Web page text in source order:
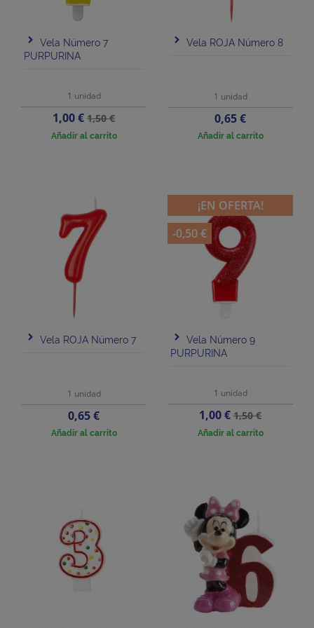
Vela Número 7
PURPURINA
1 unidad
Precio
1,00 €Precio
base
1,50 €
Añadir al carrito
Vela ROJA Número 8
1 unidad
Precio
0,65 €
Añadir al carrito
Vela ROJA Número 7
1 unidad
Precio
0,65 €
Añadir al carrito
Vela Número 9
PURPURINA
1 unidad
Precio
1,00 €Precio
base
1,50 €
Añadir al carrito
¡EN OFERTA!
-0,50 €